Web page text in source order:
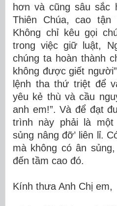
hơn và cũng sâu sắc
Thiên Chúa, cao
Không chỉ kêu gọi
trong việc giữ luật,
chúng ta hoàn thành
không được giết
lệnh tha thứ triệt để
yêu kẻ thù và cầu
anh em!”. Và để đạt
trình này phải là một
sủng nâng đỡ’ liên lỉ.
mà không có ân
đến tầm cao đó.
Kính thưa Anh Chị em,